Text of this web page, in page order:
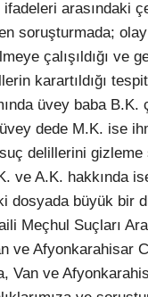
ifadeleri arasındaki
soruşturmada;
çalışıldığı ve
karartıldığı
üvey baba B.K.
dede M.K. ise
delillerini gizleme
ve A.K. hakkında
dosyada büyük bir
Meçhul Suçları
ve Afyonkarahisar
Van ve